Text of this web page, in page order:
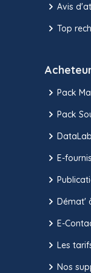
Avis
Top
Pack
Pack
E-
Démat'
E-
Les
Nos